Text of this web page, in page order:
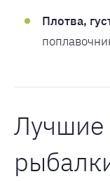
Плотва,
Лучшие